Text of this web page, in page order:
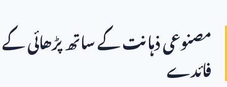
مصنوعی ذہانت کے ساتھ پڑھائی کے
فائدے